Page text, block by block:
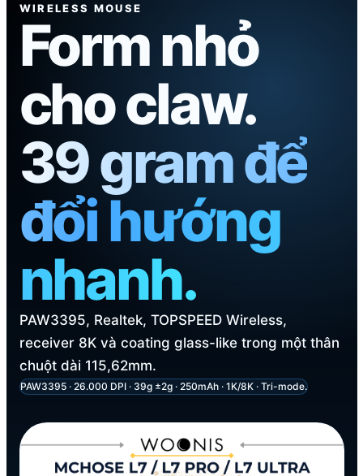
WIRELESS MOUSE
Form nhỏ
cho claw.
39 gram để
đổi hướng
nhanh.
PAW3395, Realtek, TOPSPEED Wireless,
receiver 8K và coating glass-like trong một thân
chuột dài 115,62mm.
PAW3395 · 26.000 DPI · 39g ±2g · 250mAh · 1K/8K · Tri-mode.